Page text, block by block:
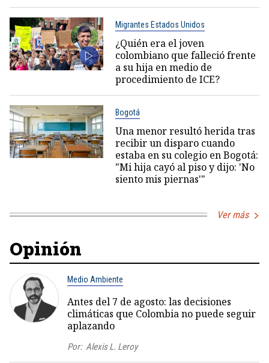
Migrantes Estados Unidos
¿Quién era el joven
colombiano que falleció frente
a su hija en medio de
procedimiento de ICE?
Bogotá
Una menor resultó herida tras
recibir un disparo cuando
estaba en su colegio en Bogotá:
"Mi hija cayó al piso y dijo: 'No
siento mis piernas'"
Ver más
Opinión
Medio Ambiente
Antes del 7 de agosto: las decisiones
climáticas que Colombia no puede seguir
aplazando
Por: Alexis L. Leroy